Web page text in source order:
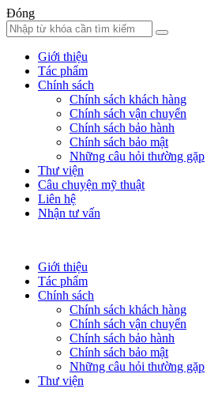
Đóng
Giới thiệu
Tác phẩm
Chính sách
Chính sách khách hàng
Chính sách vận chuyển
Chính sách bảo hành
Chính sách bảo mật
Những câu hỏi thường gặp
Thư viện
Câu chuyện mỹ thuật
Liên hệ
Nhận tư vấn
Giới thiệu
Tác phẩm
Chính sách
Chính sách khách hàng
Chính sách vận chuyển
Chính sách bảo hành
Chính sách bảo mật
Những câu hỏi thường gặp
Thư viện